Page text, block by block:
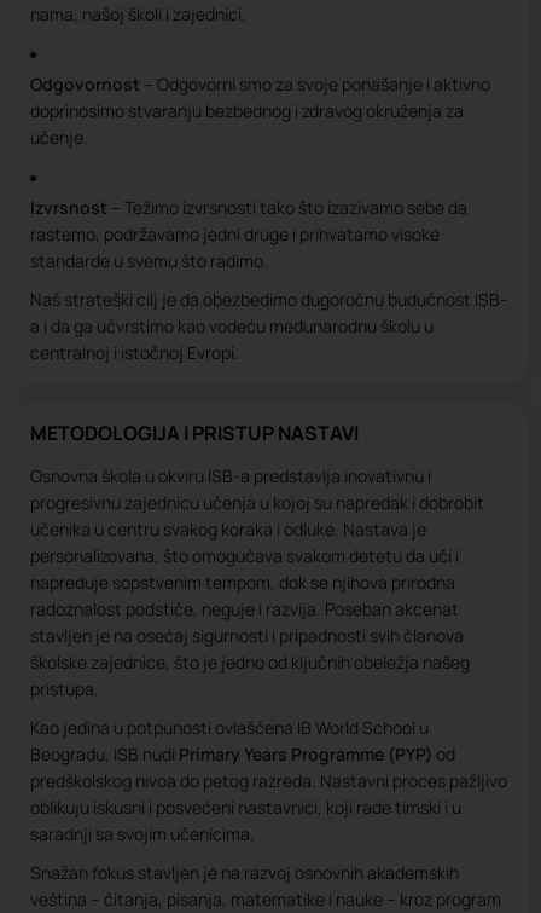
nama, našoj školi i zajednici.
Odgovornost – Odgovorni smo za svoje ponašanje i aktivno
doprinosimo stvaranju bezbednog i zdravog okruženja za
učenje.
Izvrsnost – Težimo izvrsnosti tako što izazivamo sebe da
rastemo, podržavamo jedni druge i prihvatamo visoke
standarde u svemu što radimo.
Naš strateški cilj je da obezbedimo dugoročnu budućnost ISB-
a i da ga učvrstimo kao vodeću međunarodnu školu u
centralnoj i istočnoj Evropi.
METODOLOGIJA I PRISTUP NASTAVI
Osnovna škola u okviru ISB-a predstavlja inovativnu i
progresivnu zajednicu učenja u kojoj su napredak i dobrobit
učenika u centru svakog koraka i odluke. Nastava je
personalizovana, što omogućava svakom detetu da uči i
napreduje sopstvenim tempom, dok se njihova prirodna
radoznalost podstiče, neguje i razvija. Poseban akcenat
stavljen je na osećaj sigurnosti i pripadnosti svih članova
školske zajednice, što je jedno od ključnih obeležja našeg
pristupa.
Kao jedina u potpunosti ovlašćena IB World School u
Beogradu, ISB nudi Primary Years Programme (PYP) od
predškolskog nivoa do petog razreda. Nastavni proces pažljivo
oblikuju iskusni i posvećeni nastavnici, koji rade timski i u
saradnji sa svojim učenicima.
Snažan fokus stavljen je na razvoj osnovnih akademskih
veština – čitanja, pisanja, matematike i nauke – kroz program